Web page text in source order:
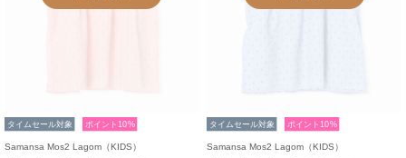
タイムセール対象 ポイント10%
Samansa Mos2 Lagom（KIDS）
タイムセール対象 ポイント10%
Samansa Mos2 Lagom（KIDS）